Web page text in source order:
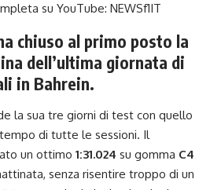
su YouTube: NEWSf1IT
chiuso al primo posto la
dell’ultima giornata di
in Bahrein.
la sua tre giorni di test con quello
di tutte le sessioni. Il
un ottimo 1:31.024 su gomma C4
senza risentire troppo di un